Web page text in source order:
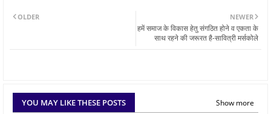
NEWER
हमें समाज के विकास हेतु संगठित होने व एकता के
साथ रहने की जरूरत है-सावित्री मर्सकोले
OLDER
YOU MAY LIKE THESE POSTS Show more